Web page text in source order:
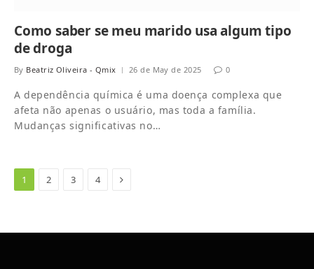
Como saber se meu marido usa algum tipo
de droga
By Beatriz Oliveira - Qmix 26 de May de 2025 0
A dependência química é uma doença complexa que
afeta não apenas o usuário, mas toda a família.
Mudanças significativas no…
1 2 3 4 Next